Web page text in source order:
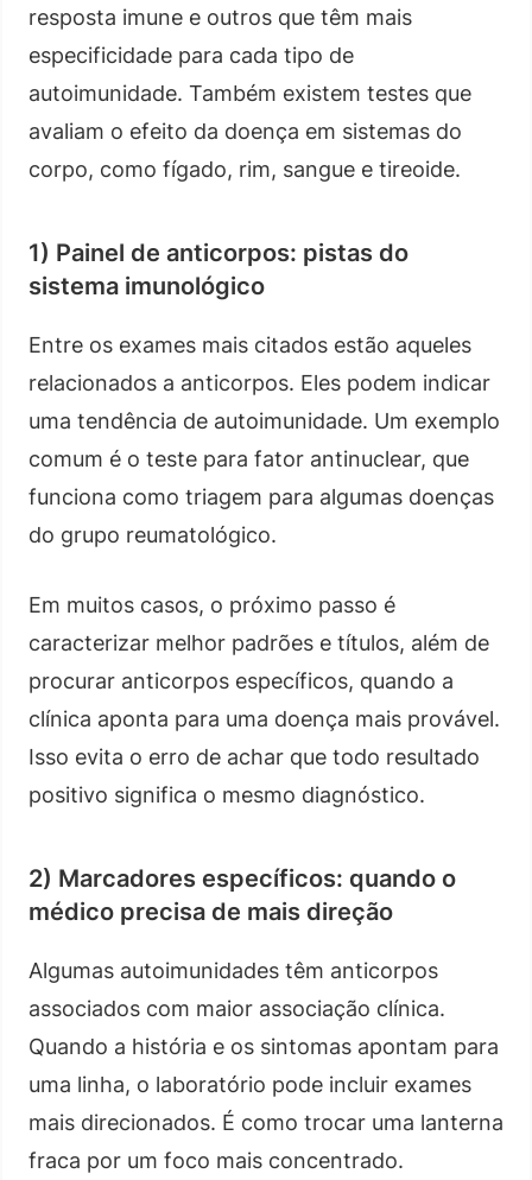
resposta imune e outros que têm mais
especificidade para cada tipo de
autoimunidade. Também existem testes que
avaliam o efeito da doença em sistemas do
corpo, como fígado, rim, sangue e tireoide.
1) Painel de anticorpos: pistas do
sistema imunológico
Entre os exames mais citados estão aqueles
relacionados a anticorpos. Eles podem indicar
uma tendência de autoimunidade. Um exemplo
comum é o teste para fator antinuclear, que
funciona como triagem para algumas doenças
do grupo reumatológico.
Em muitos casos, o próximo passo é
caracterizar melhor padrões e títulos, além de
procurar anticorpos específicos, quando a
clínica aponta para uma doença mais provável.
Isso evita o erro de achar que todo resultado
positivo significa o mesmo diagnóstico.
2) Marcadores específicos: quando o
médico precisa de mais direção
Algumas autoimunidades têm anticorpos
associados com maior associação clínica.
Quando a história e os sintomas apontam para
uma linha, o laboratório pode incluir exames
mais direcionados. É como trocar uma lanterna
fraca por um foco mais concentrado.